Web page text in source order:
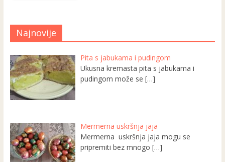
Najnovije
Pita s jabukama i pudingom
Ukusna kremasta pita s jabukama i
pudingom može se[…]
Mermerna uskršnja jaja
Mermerna uskršnja jaja mogu se
pripremiti bez mnogo[…]